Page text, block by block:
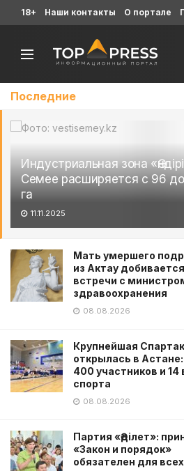
Последние
Индустриальная зона
Семее расширяется с 96
га
11.11.2025
Мать умершего
из Актау добивается
встречи с
здравоохранения
08.08.2026
Крупнейшая
открылась в Астане:
400 участников и 14
спорта
08.08.2026
Партия «Әділет»:
«Закон и порядок»
обязателен для всех
18+ Наши контакты О портале